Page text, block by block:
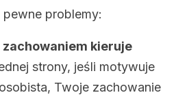
pewne problemy:
zachowaniem kieruje
strony, jeśli motywuje
Twoje zachowanie